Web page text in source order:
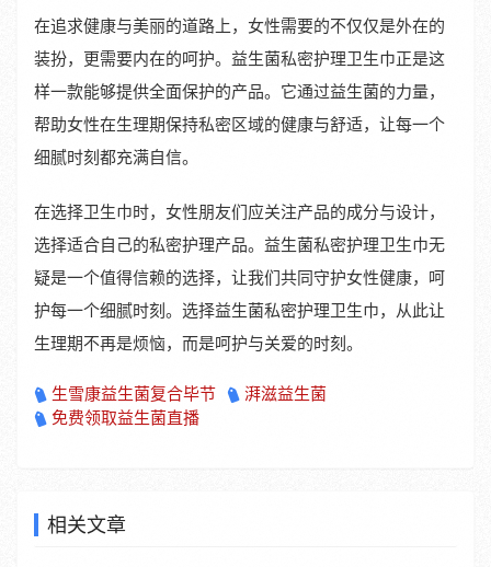
在追求健康与美丽的道路上，女性需要的不仅仅是外在的
装扮，更需要内在的呵护。益生菌私密护理卫生巾正是这
样一款能够提供全面保护的产品。它通过益生菌的力量，
帮助女性在生理期保持私密区域的健康与舒适，让每一个
细腻时刻都充满自信。
在选择卫生巾时，女性朋友们应关注产品的成分与设计，
选择适合自己的私密护理产品。益生菌私密护理卫生巾无
疑是一个值得信赖的选择，让我们共同守护女性健康，呵
护每一个细腻时刻。选择益生菌私密护理卫生巾，从此让
生理期不再是烦恼，而是呵护与关爱的时刻。
生雪康益生菌复合毕节
湃滋益生菌
免费领取益生菌直播
相关文章